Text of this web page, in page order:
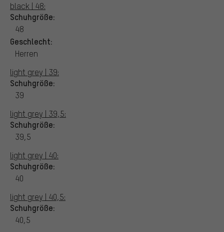
black | 48:
Schuhgröße:
48
Geschlecht:
Herren
light grey | 39:
Schuhgröße:
39
light grey | 39,5:
Schuhgröße:
39,5
light grey | 40:
Schuhgröße:
40
light grey | 40,5:
Schuhgröße:
40,5